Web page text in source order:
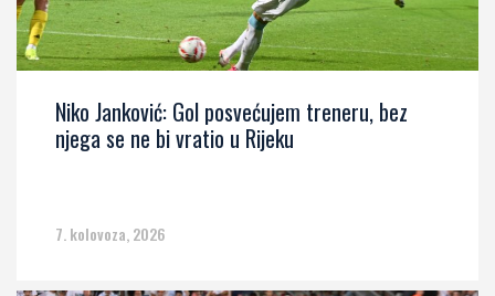
Niko Janković: Gol posvećujem treneru, bez
njega se ne bi vratio u Rijeku
7. kolovoza, 2026